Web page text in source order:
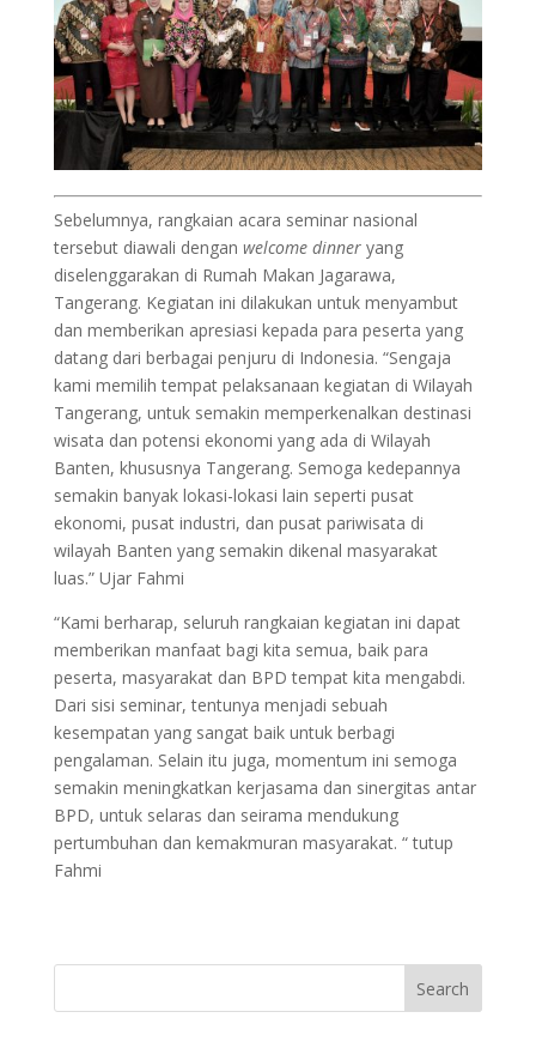
Sebelumnya, rangkaian acara seminar nasional
tersebut diawali dengan welcome dinneryang
diselenggarakan di Rumah Makan Jagarawa,
Tangerang. Kegiatan ini dilakukan untuk menyambut
dan memberikan apresiasi kepada para peserta yang
datang dari berbagai penjuru di Indonesia. “Sengaja
kami memilih tempat pelaksanaan kegiatan di Wilayah
Tangerang, untuk semakin memperkenalkan destinasi
wisata dan potensi ekonomi yang ada di Wilayah
Banten, khususnya Tangerang. Semoga kedepannya
semakin banyak lokasi-lokasi lain seperti pusat
ekonomi, pusat industri, dan pusat pariwisata di
wilayah Banten yang semakin dikenal masyarakat
luas.” Ujar Fahmi
“Kami berharap, seluruh rangkaian kegiatan ini dapat
memberikan manfaat bagi kita semua, baik para
peserta, masyarakat dan BPD tempat kita mengabdi.
Dari sisi seminar, tentunya menjadi sebuah
kesempatan yang sangat baik untuk berbagi
pengalaman. Selain itu juga, momentum ini semoga
semakin meningkatkan kerjasama dan sinergitas antar
BPD, untuk selaras dan seirama mendukung
pertumbuhan dan kemakmuran masyarakat. “ tutup
Fahmi